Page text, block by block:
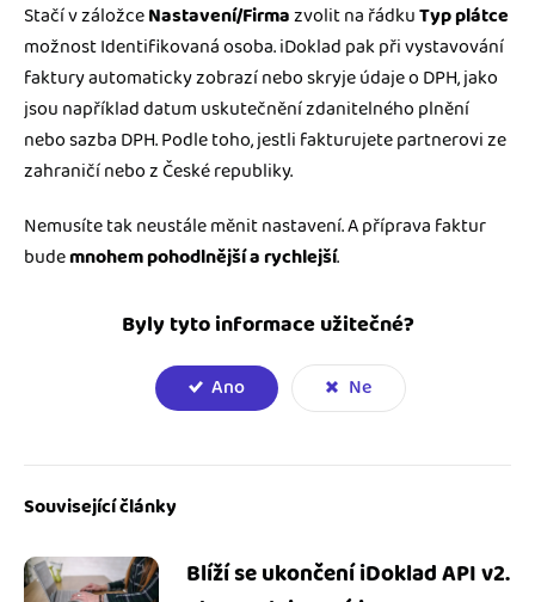
Stačí v záložceNastavení/Firmazvolit na řádkuTyp plátce
možnost Identifikovaná osoba. iDoklad pak při vystavování
faktury automaticky zobrazí nebo skryje údaje o DPH, jako
jsou například datum uskutečnění zdanitelného plnění
nebo sazba DPH. Podle toho, jestli fakturujete partnerovi ze
zahraničí nebo z České republiky.
Nemusíte tak neustále měnit nastavení. A příprava faktur
budemnohem pohodlnější a rychlejší.
Byly tyto informace užitečné?
Ano Ne
Související články
Blíží se ukončení iDoklad API v2.